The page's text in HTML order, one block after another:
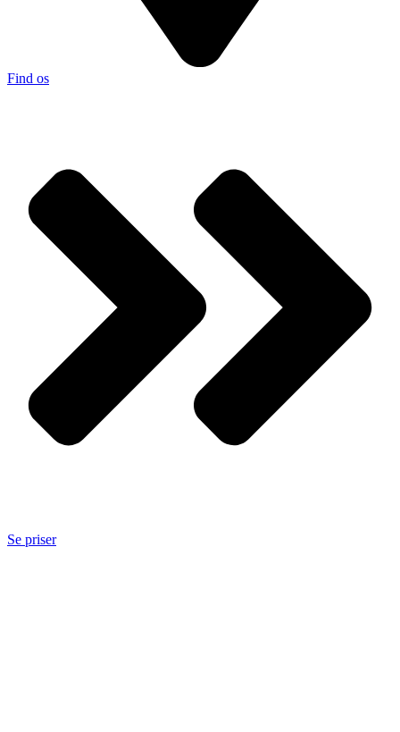
Find os
Se priser